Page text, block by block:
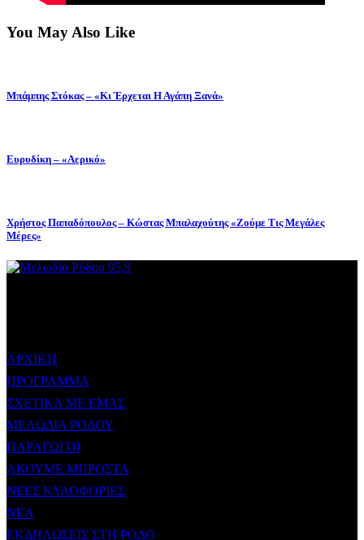
You May Also Like
Μπάμπης Στόκας – «Κι Έρχεται Η Αγάπη Ξανά»
Ευρυδίκη – «Αερικό»
Χρήστος Παπαδόπουλος – Κώστας Μπαλαχούτης «Ζούμε Τις Μεγάλες
Μέρες»
ΑΡΧΙΚΗ
ΠΡΟΓΡΑΜΜΑ
ΣΧΕΤΙΚΑ ΜΕ ΕΜΑΣ
ΜΕΛΩΔΙΑ ΡΟΔΟΥ
ΠΑΡΑΓΩΓΟΙ
ΑΚΟΥΜΕ ΜΠΡΟΣΤΑ
ΝΕΕΣ ΚΥΛΟΦΟΡΙΕΣ
ΝΕΑ
ΕΚΔΗΛΩΣΕΙΣ ΣΤΗ ΡΟΔΟ